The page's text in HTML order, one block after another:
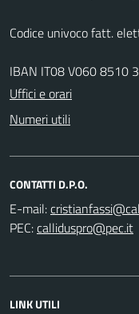
Codice univoco fatt.
IBAN IT08 V060 8510
Uffici e orari
Numeri utili
CONTATTI D.P.O.
E-mail:
PEC:
LINK UTILI